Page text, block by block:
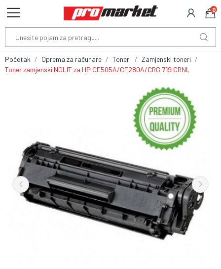
0
Početak Oprema za računare Toneri
Zamjenski toneri
Toner zamjenski NOLIT za HP CE505A/CF280A/CRG 719 CRNI,